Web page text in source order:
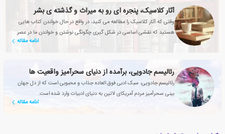
آثار کلاسیک، پنجره ای رو به میراث و گذشته ی بشر
وقتی که آثار کلاسیک را مطالعه می کنید، در واقع در حال خواندن کتاب هایی
هستید که نقشی اساسی در شکل گیری چگونگی نوشتن و خواندن ما در عصر
ادامه مقاله
رئالیسم جادویی، برآمده از دنیای سحرآمیز واقعیت ها
رئالیسم جادویی، سبک ادبی فوق العاده جذاب و محبوبی است که از دل جهان
بینی سحرآمیز مردم آمریکای لاتین به دنیای ادبیات وارد شده است.
ادامه مقاله